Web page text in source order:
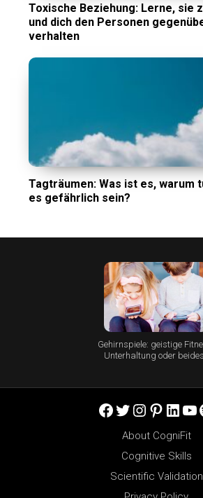
Toxische Beziehung: Lerne, sie
und dich den Personen
verhalten
Tagträumen: Was ist es, warum
es gefährlich sein?
Gehirnspiele: geistige
Unterhaltung oder
Facebook
Twitter
About CogniFit
Cognitive Skills
Scientific Validation